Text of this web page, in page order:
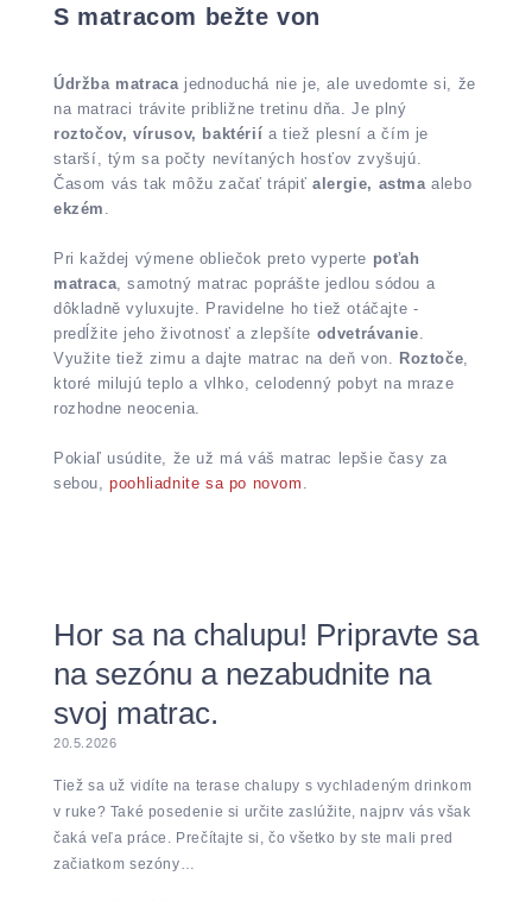
S matracom bežte von
Údržba matraca jednoduchá nie je, ale uvedomte si, že
na matraci trávite približne tretinu dňa. Je plný
roztočov, vírusov, baktérií a tiež plesní a čím je
starší, tým sa počty nevítaných hosťov zvyšujú.
Časom vás tak môžu začať trápiťalergie, astma alebo
ekzém
Pri každej výmene obliečok preto vyperte poťah
matraca , samotný matrac poprášte jedlou sódou a
dôkladně vyluxujte. Pravidelne ho tiež otáčajte -
predĺžite jeho životnosť a zlepšíte odvetrávanie
Využite tiež zimu a dajte matrac na deň von.
Roztoče
ktoré milujú teplo a vlhko, celodenný pobyt na mraze
rozhodne neocenia.
Pokiaľ usúdite, že už má váš matrac lepšie časy za
sebou,poohliadnite sa po novom
Hor sa na chalupu! Pripravte sa
na sezónu a nezabudnite na
svoj matrac.
20.5.2026
Tiež sa už vidíte na terase chalupy s vychladeným drinkom
v ruke? Také posedenie si určite zaslúžite, najprv vás však
čaká veľa práce. Prečítajte si, čo všetko by ste mali pred
začiatkom sezóny…